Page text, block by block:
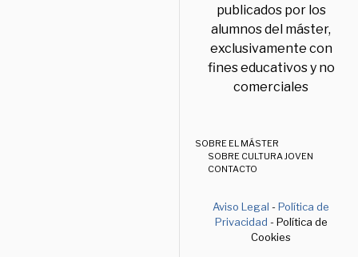
publicados por los
alumnos del máster,
exclusivamente con
fines educativos y no
comerciales
SOBRE EL MÁSTER
SOBRE CULTURA JOVEN
CONTACTO
Aviso Legal -Política de
Privacidad - Política de
Cookies